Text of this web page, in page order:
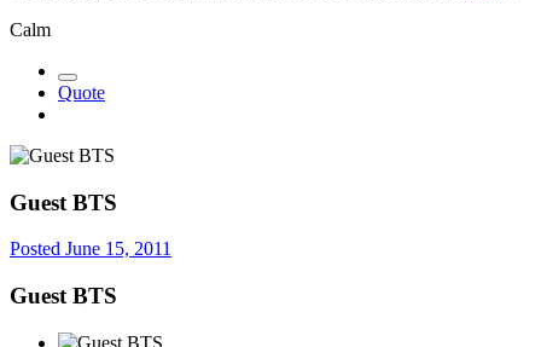
Calm
Quote
Guest BTS
Posted June 15, 2011
Guest BTS